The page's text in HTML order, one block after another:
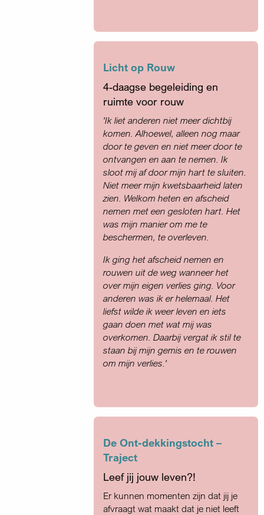
Licht op Rouw
4-daagse begeleiding en
ruimte voor rouw
'Ik liet anderen niet meer dichtbij
komen. Alhoewel, alleen nog maar
door te geven en niet meer door te
ontvangen en aan te nemen. Ik
sloot mij af door mijn hart te sluiten.
Niet meer mijn kwetsbaarheid laten
zien. Welkom heten en afscheid
nemen met een gesloten hart. Het
was mijn manier om me te
beschermen, te overleven.
Ik ging het afscheid nemen en
rouwen uit de weg wanneer het
over mijn eigen verlies ging. Voor
anderen was ik er helemaal. Het
liefst wilde ik weer leven en iets
gaan doen met wat mij was
overkomen. Daarbij vergat ik stil te
staan bij mijn gemis en te rouwen
om mijn verlies.'
De Ont-dekkingstocht –
Traject
Leef jij jouw leven?!
Er kunnen momenten zijn dat jij je
afvraagt wat maakt dat je niet leeft